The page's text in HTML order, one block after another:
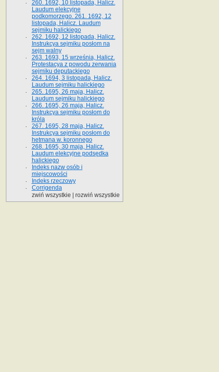
260. 1692, 10 listopada, Halicz.
Laudum elekcyjne
podkomorzego. 261. 1692, 12
listopada, Halicz. Laudum
sejmiku halickiego
262. 1692, 12 listopada, Halicz.
Instrukcya sejmiku posłom na
sejm walny
263. 1693, 15 września, Halicz.
Protestacya z powodu zerwania
sejmiku deputackiego
264. 1694, 3 listopada, Halicz.
Laudum sejmiku halickiego
265. 1695, 26 maja, Halicz.
Laudum sejmiku halickiego
266. 1695, 26 maja, Halicz.
Instrukcya sejmiku posłom do
króla
267. 1695, 28 maja, Halicz.
Instrukcya sejmiku posłom do
hetmana w. koronnego
268. 1695, 30 maja, Halicz.
Laudum elekcyjne podsędka
halickiego
Indeks nazw osób i
miejscowości
Indeks rzeczowy
Corrigenda
zwiń wszystkie
rozwiń wszystkie